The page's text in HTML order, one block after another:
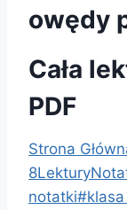
owędy
Cała
PDF
Strona
8Lektury
notatki#